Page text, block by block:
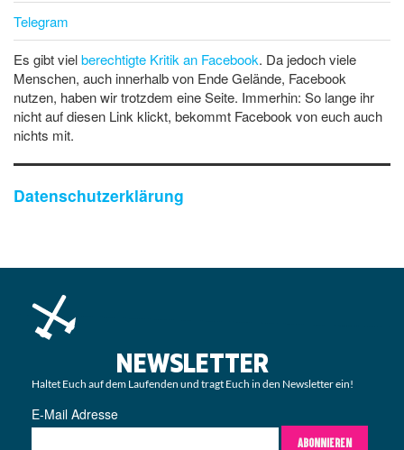
Telegram
Es gibt vielberechtigte Kritik an Facebook. Da jedoch viele
Menschen, auch innerhalb von Ende Gelände, Facebook
nutzen, haben wir trotzdem eine Seite. Immerhin: So lange ihr
nicht auf diesen Link klickt, bekommt Facebook von euch auch
nichts mit.
Datenschutzerklärung
NEWSLETTER
Haltet Euch auf dem Laufenden und tragt Euch in den Newsletter ein!
E-Mail Adresse
ABONNIEREN